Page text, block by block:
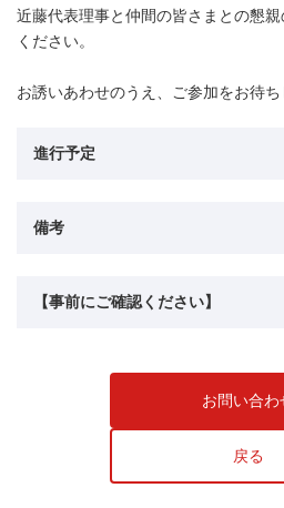
近藤代表理事と仲間の皆さまとの懇
ください。
お誘いあわせのうえ、ご参加をお待ち
進行予定
備考
【事前にご確認ください】
お問い合わ
戻る